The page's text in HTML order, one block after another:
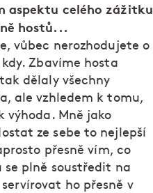
aspektu celého zážitku
hostů...
vůbec nerozhodujete o
Zbavíme hosta
dělaly všechny
ale vzhledem k tomu,
výhoda. Mně jako
ze sebe to nejlepší
přesně vím, co
se plně soustředit na
ho přesně v